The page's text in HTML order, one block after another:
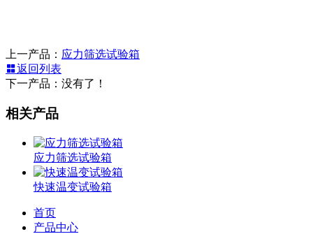
上一产品： 应力筛选试验箱
返回列表
下一产品：没有了！
相关产品
应力筛选试验箱
快速温变试验箱
首页
产品中心